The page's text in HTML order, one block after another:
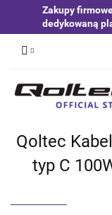
Zakupy
dedykowaną
Qoltec
typ C